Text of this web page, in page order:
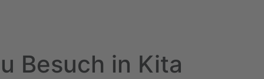
Besuch in Kita